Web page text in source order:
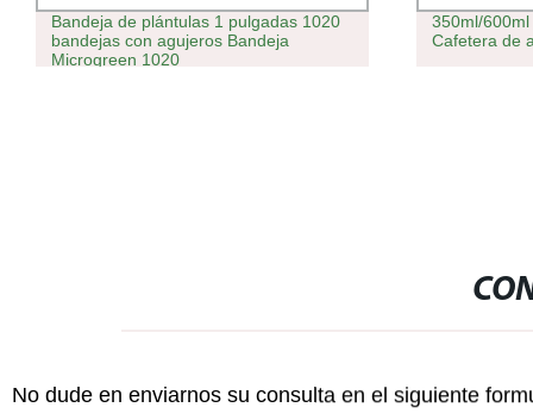
Bandeja de plántulas 1 pulgadas 1020
bandejas con agujeros Bandeja
Microgreen 1020
350ml/
Cafetera de
No dude en enviarnos su consulta en el siguiente